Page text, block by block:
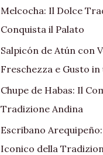
Melcocha: Il Dolce
Conquista il Palato
Salpicón de Atún con
Freschezza e Gusto
Chupe de Habas: Il
Tradizione Andina
Escribano
Iconico della